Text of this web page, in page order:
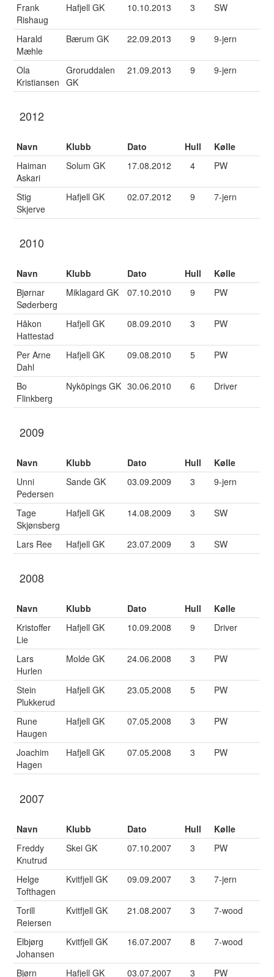
Frank
Rishaug
Hafjell GK 10.10.2013 3 SW
Harald
Mæhle
Bærum GK 22.09.2013 9 9-jern
Ola
Kristiansen
Groruddalen
GK
21.09.2013 9 9-jern
2012
Navn Klubb Dato Hull
Kølle
Haiman
Askari
Solum GK 17.08.2012 4 PW
Stig
Skjerve
Hafjell GK 02.07.2012 9 7-jern
2010
Navn Klubb Dato Hull
Kølle
Bjørnar
Søderberg
Miklagard GK 07.10.2010 9 PW
Håkon
Hattestad
Hafjell GK 08.09.2010 3 PW
Per Arne
Dahl
Hafjell GK 09.08.2010 5 PW
Bo
Flinkberg
Nyköpings GK 30.06.2010 6 Driver
2009
Navn Klubb Dato Hull
Kølle
Unni
Pedersen
Sande GK 03.09.2009 3 9-jern
Tage
Skjønsberg
Hafjell GK 14.08.2009 3 SW
Lars Ree Hafjell GK 23.07.2009 3 SW
2008
Navn Klubb Dato Hull
Kølle
Kristoffer
Lie
Hafjell GK 10.09.2008 9 Driver
Lars
Hurlen
Molde GK 24.06.2008 3 PW
Stein
Plukkerud
Hafjell GK 23.05.2008 5 PW
Rune
Haugen
Hafjell GK 07.05.2008 3 PW
Joachim
Hagen
Hafjell GK 07.05.2008 3 PW
2007
Navn Klubb Dato Hull
Kølle
Freddy
Knutrud
Skei GK 07.10.2007 3 PW
Helge
Tofthagen
Kvitfjell GK 09.09.2007 3 7-jern
Torill
Reiersen
Kvitfjell GK 21.08.2007 3 7-wood
Elbjørg
Johansen
Kvitfjell GK 16.07.2007 8 7-wood
Bjørn Hafjell GK 03.07.2007 3 PW